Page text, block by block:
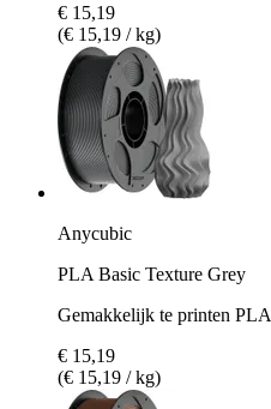
€ 15,19
(€ 15,19 / kg)
Anycubic
PLA Basic Texture Grey
Gemakkelijk te printen PLA
€ 15,19
(€ 15,19 / kg)